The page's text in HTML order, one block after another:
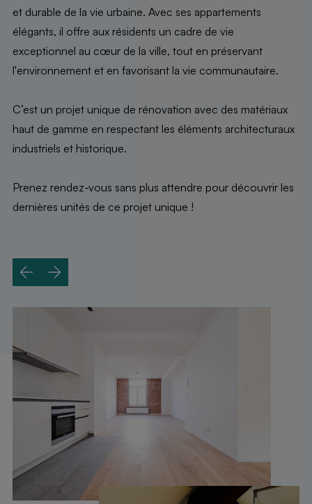
et durable de la vie urbaine. Avec ses appartements
élégants, il offre aux résidents un cadre de vie
exceptionnel au cœur de la ville, tout en préservant
l'environnement et en favorisant la vie communautaire.
C’est un projet unique de rénovation avec des matériaux
haut de gamme en respectant les éléments architecturaux
industriels et historique.
Prenez rendez-vous sans plus attendre pour découvrir les
dernières unités de ce projet unique !